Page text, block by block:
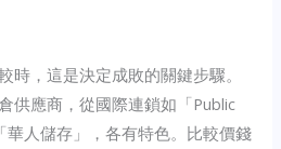
時，這是決定成敗的關鍵步驟。
供應商，從國際連鎖如「Public
人儲存」，各有特色。比較價錢